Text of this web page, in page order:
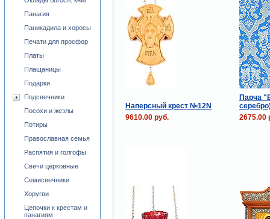
Наперсный крест №12N
Парча
9610.00 руб.
2675.00
Панагия
Паникадила и хоросы
Печати для просфор
Платы
Плащаницы
Подарки
Подсвечники
Посохи и жезлы
Потиры
Православная семья
Распятия и голгофы
Свечи церковные
Семисвечники
Хоругви
Цепочки к крестам и
панагиям